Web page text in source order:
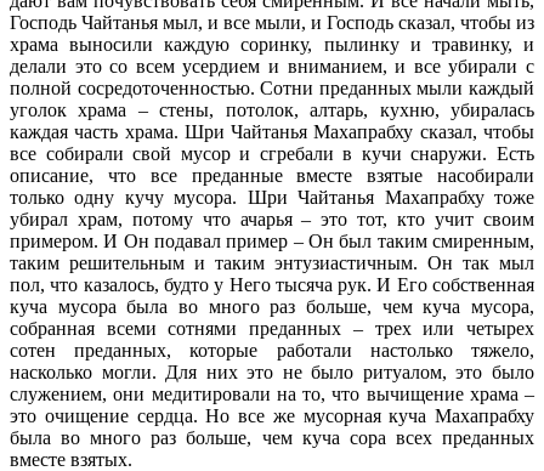
Господь Чайтанья мыл, и все мыли, и Господь сказал, чтобы из
храма выносили каждую соринку, пылинку и травинку, и
делали это со всем усердием и вниманием, и все убирали с
полной сосредоточенностью. Сотни преданных мыли каждый
уголок храма – стены, потолок, алтарь, кухню, убиралась
каждая часть храма. Шри Чайтанья Махапрабху сказал, чтобы
все собирали свой мусор и сгребали в кучи снаружи. Есть
описание, что все преданные вместе взятые насобирали
только одну кучу мусора. Шри Чайтанья Махапрабху тоже
убирал храм, потому что ачарья – это тот, кто учит своим
примером. И Он подавал пример – Он был таким смиренным,
таким решительным и таким энтузиастичным. Он так мыл
пол, что казалось, будто у Него тысяча рук. И Его собственная
куча мусора была во много раз больше, чем куча мусора,
собранная всеми сотнями преданных – трех или четырех
сотен преданных, которые работали настолько тяжело,
насколько могли. Для них это не было ритуалом, это было
служением, они медитировали на то, что вычищение храма –
это очищение сердца. Но все же мусорная куча Махапрабху
была во много раз больше, чем куча сора всех преданных
вместе взятых.